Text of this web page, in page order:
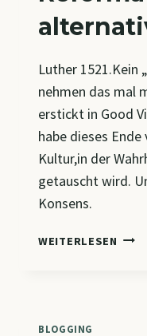
Luther 1521.Kein
nehmen das mal
erstickt in Good
habe dieses
Kultur,in der
getauscht wird.
Konsens.
WEITERLESEN
BLOGGING